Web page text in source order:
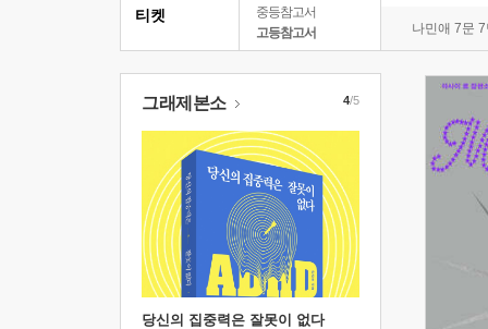
중등참고서
고등참고서
나민애 7문
티켓
그래제본소
당신의 집중력은 잘못이 없다
4/5